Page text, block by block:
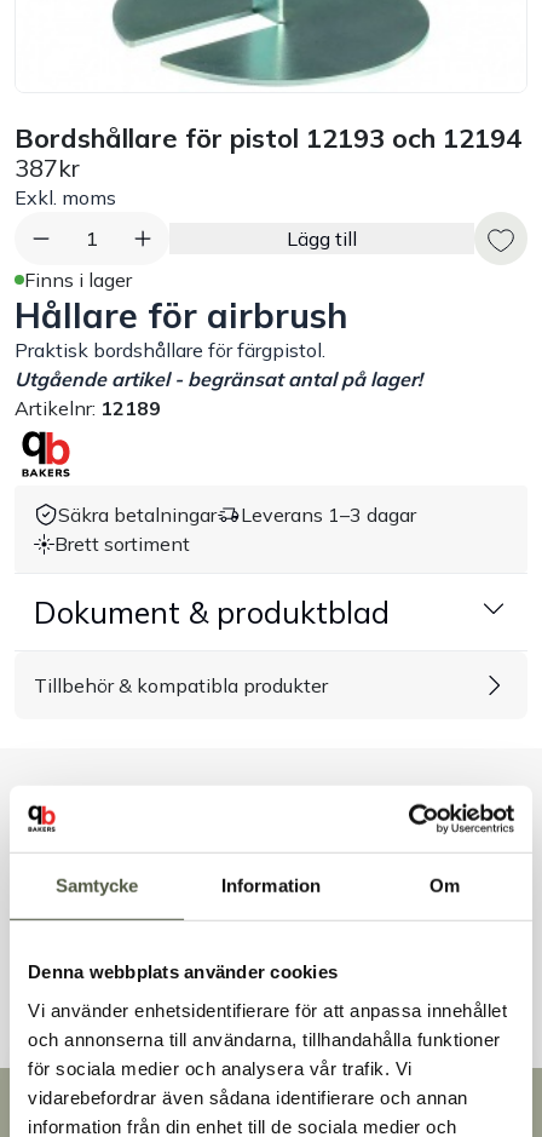
Samtycke Information Om
Denna webbplats använder cookies
Vi använder enhetsidentifierare för att anpassa innehållet
och annonserna till användarna, tillhandahålla funktioner
för sociala medier och analysera vår trafik. Vi
vidarebefordrar även sådana identifierare och annan
information från din enhet till de sociala medier och
Råvaruhantering & lagring
Exponering & servering
Städutrustning
Arbetskläder
Plåtbyte
Monin
Handla efter bransch
Kontakt
Bordshållare för pistol 12193 och 12194
387kr
Exkl. moms
1
Lägg till
Finns i lager
Hållare för airbrush
Praktisk bordshållare för färgpistol.
Utgående artikel - begränsat antal på lager!
Artikelnr: 12189
Säkra betalningar
Leverans 1–3 dagar
Brett sortiment
Dokument & produktblad
Tillbehör & kompatibla produkter
Liknande produkter
Snabb leverans